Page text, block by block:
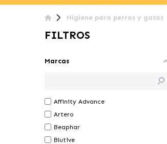
Higiene para perros y gatos
FILTROS
Marcas
Affinity Advance
Artero
Beaphar
Blutive